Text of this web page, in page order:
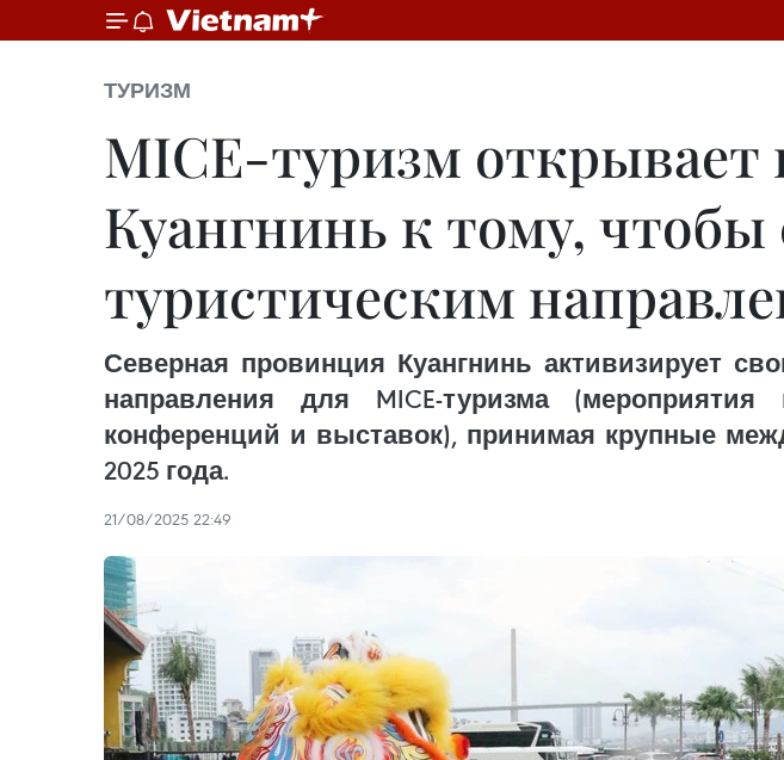
ТУРИЗМ
МICE-туризм открывает
Куангнинь к тому,
туристическим
Северная провинция Куангнинь активизирует
направления для MICE-туризма
конференций и выставок), принимая крупные
2025 года.
21/08/2025 22:49